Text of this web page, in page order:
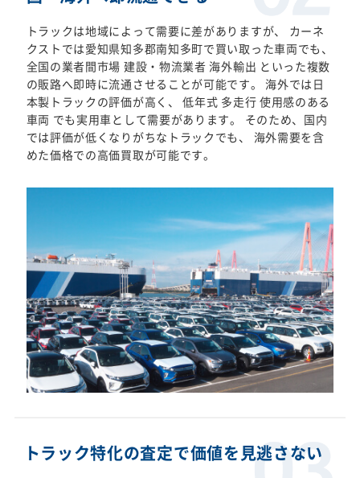
トラックは地域によって需要に差がありますが、 カーネ
クストでは愛知県知多郡南知多町で買い取った車両でも、
全国の業者間市場 建設・物流業者 海外輸出 といった複数
の販路へ即時に流通させることが可能です。 海外では日
本製トラックの評価が高く、 低年式 多走行 使用感のある
車両 でも実用車として需要があります。 そのため、国内
では評価が低くなりがちなトラックでも、 海外需要を含
めた価格での高価買取が可能です。
トラック特化の査定で価値を見逃さない